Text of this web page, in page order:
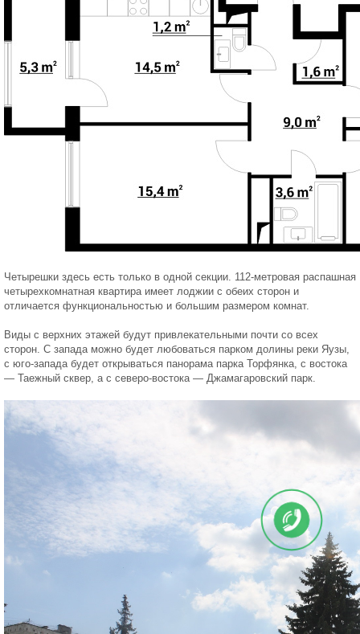
Четырешки здесь есть только в одной секции. 112-метровая распашная
четырехкомнатная квартира имеет лоджии с обеих сторон и
отличается функциональностью и большим размером комнат.
Виды с верхних этажей будут привлекательными почти со всех
сторон. С запада можно будет любоваться парком долины реки Яузы,
с юго-запада будет открываться панорама парка Торфянка, с востока
— Таежный сквер, а с северо-востока — Джамагаровский парк.